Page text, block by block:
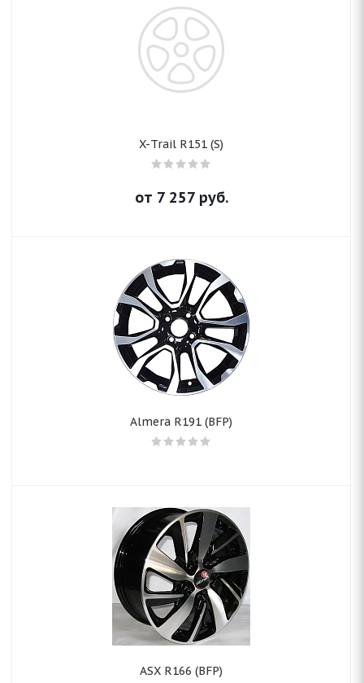
X-Trail R151 (S)
от 7 257руб.
Almera R191 (BFP)
ASX R166 (BFP)